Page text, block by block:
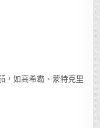
，如高希霸、蒙特克里